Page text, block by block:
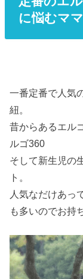
に悩むマ
一番定番で人気
紐。
昔からあるエル
ルゴ360
そして新生児の
ト。
人気なだけあっ
も多いのでお持